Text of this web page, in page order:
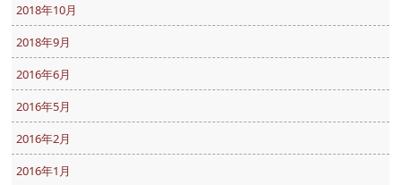
2018年10月
2018年9月
2016年6月
2016年5月
2016年2月
2016年1月